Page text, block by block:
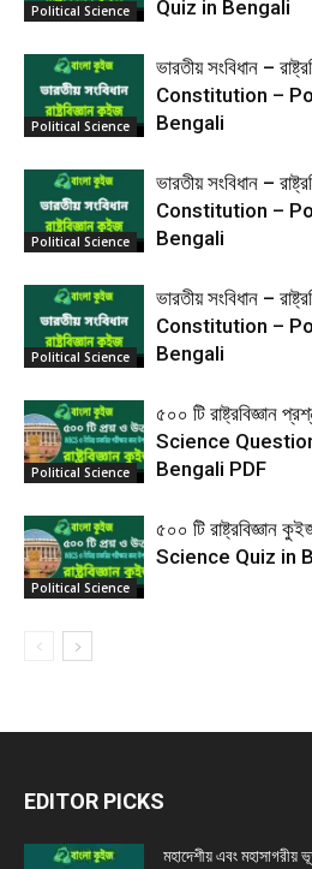
Political Science
Quiz in Bengali
Political Science
ভারতীয় সংবিধান –
Constitution –
Bengali
Political Science
ভারতীয় সংবিধান –
Constitution –
Bengali
Political Science
ভারতীয় সংবিধান –
Constitution –
Bengali
Political Science
৫০০ টি
Science
Bengali PDF
Political Science
৫০০ টি
Science Quiz in
EDITOR PICKS
মহাদেশীয় এবং